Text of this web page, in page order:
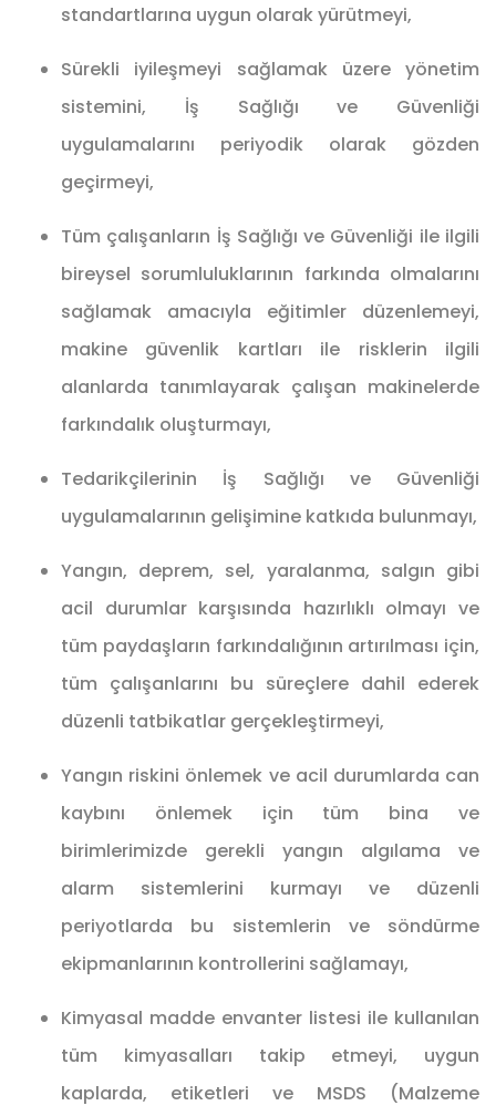
standartlarına uygun olarak yürütmeyi,
Sürekli iyileşmeyi sağlamak üzere yönetim
sistemini, İş Sağlığı ve Güvenliği
uygulamalarını periyodik olarak gözden
geçirmeyi,
Tüm çalışanların İş Sağlığı ve Güvenliği ile ilgili
bireysel sorumluluklarının farkında olmalarını
sağlamak amacıyla eğitimler düzenlemeyi,
makine güvenlik kartları ile risklerin ilgili
alanlarda tanımlayarak çalışan makinelerde
farkındalık oluşturmayı,
Tedarikçilerinin İş Sağlığı ve Güvenliği
uygulamalarının gelişimine katkıda bulunmayı,
Yangın, deprem, sel, yaralanma, salgın gibi
acil durumlar karşısında hazırlıklı olmayı ve
tüm paydaşların farkındalığının artırılması için,
tüm çalışanlarını bu süreçlere dahil ederek
düzenli tatbikatlar gerçekleştirmeyi,
Yangın riskini önlemek ve acil durumlarda can
kaybını önlemek için tüm bina ve
birimlerimizde gerekli yangın algılama ve
alarm sistemlerini kurmayı ve düzenli
periyotlarda bu sistemlerin ve söndürme
ekipmanlarının kontrollerini sağlamayı,
Kimyasal madde envanter listesi ile kullanılan
tüm kimyasalları takip etmeyi, uygun
kaplarda, etiketleri ve MSDS (Malzeme